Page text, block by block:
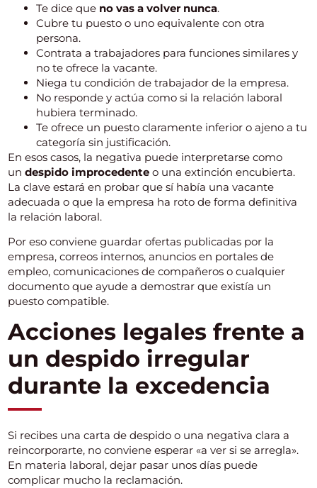
Te dice que no vas a volver nunca.
Cubre tu puesto o uno equivalente con otra
persona.
Contrata a trabajadores para funciones similares y
no te ofrece la vacante.
Niega tu condición de trabajador de la empresa.
No responde y actúa como si la relación laboral
hubiera terminado.
Te ofrece un puesto claramente inferior o ajeno a tu
categoría sin justificación.
En esos casos, la negativa puede interpretarse como
undespido improcedente o una extinción encubierta.
La clave estará en probar que sí había una vacante
adecuada o que la empresa ha roto de forma definitiva
la relación laboral.
Por eso conviene guardar ofertas publicadas por la
empresa, correos internos, anuncios en portales de
empleo, comunicaciones de compañeros o cualquier
documento que ayude a demostrar que existía un
puesto compatible.
Acciones legales frente a
un despido irregular
durante la excedencia
Si recibes una carta de despido o una negativa clara a
reincorporarte, no conviene esperar «a ver si se arregla».
En materia laboral, dejar pasar unos días puede
complicar mucho la reclamación.